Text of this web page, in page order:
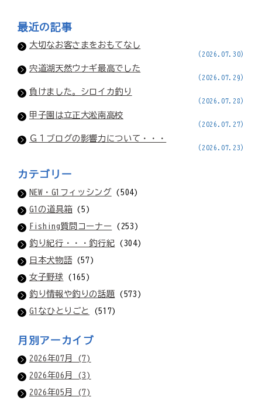
最近の記事
大切なお客さまをおもてなし
(2026.07.30)
宍道湖天然ウナギ最高でした
(2026.07.29)
負けました。シロイカ釣り
(2026.07.28)
甲子園は立正大淞南高校
(2026.07.27)
Ｇ１ブログの影響力について・・・
(2026.07.23)
カテゴリー
NEW・G1フィッシング(504)
G1の道具箱(5)
Fishing質問コーナー (253)
釣り紀行・・・釣行紀 (304)
日本犬物語(57)
女子野球 (165)
釣り情報や釣りの話題 (573)
G1なひとりごと
(517)
月別アーカイブ
2026年07月 (7)
2026年06月 (3)
2026年05月 (7)